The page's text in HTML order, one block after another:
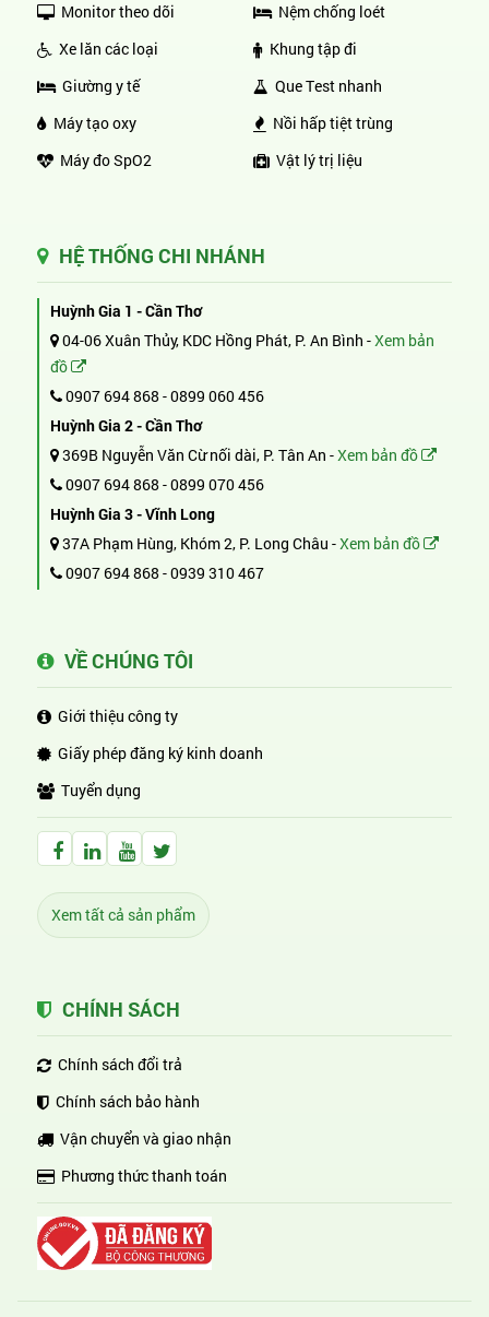
Monitor theo dõi
Xe lăn các loại
Giường y tế
Máy tạo oxy
Máy đo SpO2
Nệm chống loét
Khung tập đi
Que Test nhanh
Nồi hấp tiệt trùng
Vật lý trị liệu
HỆ THỐNG CHI NHÁNH
Huỳnh Gia 1 - Cần Thơ
04-06 Xuân Thủy, KDC Hồng Phát, P. An Bình -Xem bản
đồ
0907 694 868 -0899 060 456
Huỳnh Gia 2 - Cần Thơ
369B Nguyễn Văn Cừ nối dài, P. Tân An -Xem bản đồ
0907 694 868 -0899 070 456
Huỳnh Gia 3 - Vĩnh Long
37A Phạm Hùng, Khóm 2, P. Long Châu -Xem bản đồ
0907 694 868 -0939 310 467
VỀ CHÚNG TÔI
Giới thiệu công ty
Giấy phép đăng ký kinh doanh
Tuyển dụng
Facebook Huỳnh Gia Alpha
LinkedIn Huỳnh Gia Alpha
YouTube Huỳnh Gia Alpha
Twitter Huỳnh Gia Alpha
Xem tất cả sản phẩm
CHÍNH SÁCH
Chính sách đổi trả
Chính sách bảo hành
Vận chuyển và giao nhận
Phương thức thanh toán